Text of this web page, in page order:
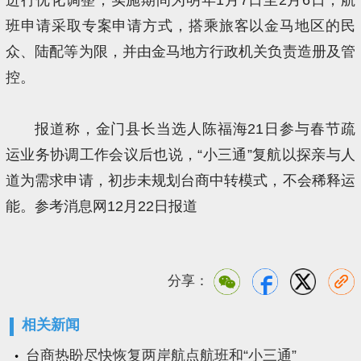
班申请采取专案申请方式，搭乘旅客以金马地区的民
众、陆配等为限，并由金马地方行政机关负责造册及管
控。
报道称，金门县长当选人陈福海21日参与春节疏
运业务协调工作会议后也说，“小三通”复航以探亲与人
道为需求申请，初步未规划台商中转模式，不会稀释运
能。参考消息网12月22日报道
分享：
相关新闻
台商热盼尽快恢复两岸航点航班和“小三通”